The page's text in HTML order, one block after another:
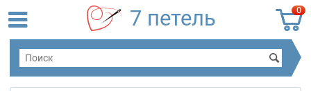
0
7 петель